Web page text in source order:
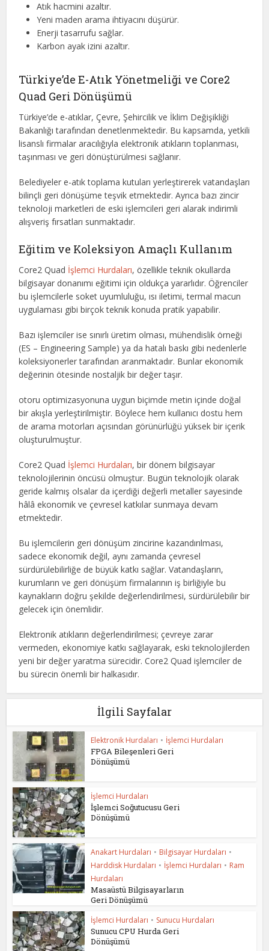
Atık hacmini azaltır.
Yeni maden arama ihtiyacını düşürür.
Enerji tasarrufu sağlar.
Karbon ayak izini azaltır.
Türkiye’de E-Atık Yönetmeliği ve Core2
Quad Geri Dönüşümü
Türkiye’de e-atıklar, Çevre, Şehircilik ve İklim Değişikliği
Bakanlığı tarafından denetlenmektedir. Bu kapsamda, yetkili
lisanslı firmalar aracılığıyla elektronik atıkların toplanması,
taşınması ve geri dönüştürülmesi sağlanır.
Belediyeler e-atık toplama kutuları yerleştirerek vatandaşları
bilinçli geri dönüşüme teşvik etmektedir. Ayrıca bazı zincir
teknoloji marketleri de eski işlemcileri geri alarak indirimli
alışveriş fırsatları sunmaktadır.
Eğitim ve Koleksiyon Amaçlı Kullanım
Core2 Quad İşlemci Hurdaları, özellikle teknik okullarda
bilgisayar donanımı eğitimi için oldukça yararlıdır. Öğrenciler
bu işlemcilerle soket uyumluluğu, ısı iletimi, termal macun
uygulaması gibi birçok teknik konuda pratik yapabilir.
Bazı işlemciler ise sınırlı üretim olması, mühendislik örneği
(ES – Engineering Sample) ya da hatalı baskı gibi nedenlerle
koleksiyonerler tarafından aranmaktadır. Bunlar ekonomik
değerinin ötesinde nostaljik bir değer taşır.
otoru optimizasyonuna uygun biçimde metin içinde doğal
bir akışla yerleştirilmiştir. Böylece hem kullanıcı dostu hem
de arama motorları açısından görünürlüğü yüksek bir içerik
oluşturulmuştur.
Core2 Quad İşlemci Hurdaları, bir dönem bilgisayar
teknolojilerinin öncüsü olmuştur. Bugün teknolojik olarak
geride kalmış olsalar da içerdiği değerli metaller sayesinde
hâlâ ekonomik ve çevresel katkılar sunmaya devam
etmektedir.
Bu işlemcilerin geri dönüşüm zincirine kazandırılması,
sadece ekonomik değil, aynı zamanda çevresel
sürdürülebilirliğe de büyük katkı sağlar. Vatandaşların,
kurumların ve geri dönüşüm firmalarının iş birliğiyle bu
kaynakların doğru şekilde değerlendirilmesi, sürdürülebilir bir
gelecek için önemlidir.
Elektronik atıkların değerlendirilmesi; çevreye zarar
vermeden, ekonomiye katkı sağlayarak, eski teknolojilerden
yeni bir değer yaratma sürecidir. Core2 Quad işlemciler de
bu sürecin önemli bir halkasıdır.
İlgili Sayfalar
Elektronik Hurdaları • İşlemci Hurdaları
FPGA Bileşenleri Geri
Dönüşümü
İşlemci Hurdaları
İşlemci Soğutucusu Geri
Dönüşümü
Anakart Hurdaları • Bilgisayar Hurdaları •
Harddisk Hurdaları • İşlemci Hurdaları • Ram
Hurdaları
Masaüstü Bilgisayarların
Geri Dönüşümü
İşlemci Hurdaları • Sunucu Hurdaları
Sunucu CPU Hurda Geri
Dönüşümü